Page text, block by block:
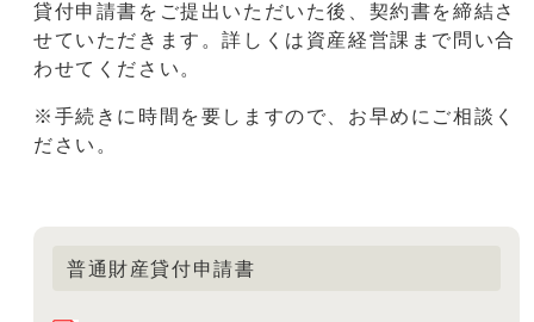
貸付申請書をご提出いただいた後、契約書を締結さ
せていただきます。詳しくは資産経営課まで問い合
わせてください。
※手続きに時間を要しますので、お早めにご相談く
ださい。
普通財産貸付申請書